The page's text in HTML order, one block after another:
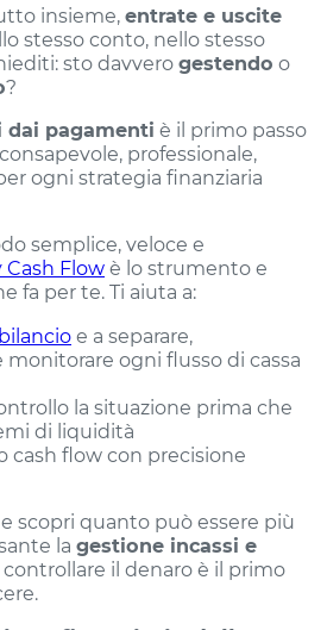
insieme, entrate e uscite
stesso conto, nello stesso
sto davvero gestendo o
?
dai pagamenti è il primo passo
professionale,
ogni strategia finanziaria
semplice, veloce e
Cash Flow è lo strumento e
fa per te. Ti aiuta a:
e a separare,
monitorare ogni flusso di cassa
la situazione prima che
di liquidità
cash flow con precisione
scopri quanto può essere più
la gestione incassi e
controllare il denaro è il primo